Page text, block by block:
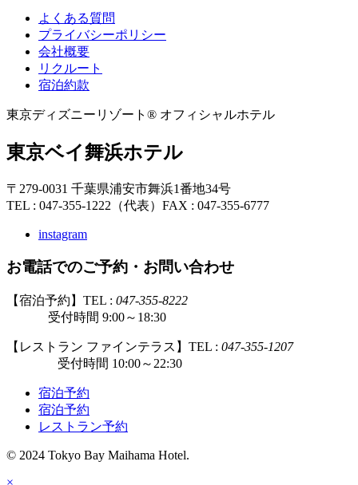
よくある質問
プライバシーポリシー
会社概要
リクルート
宿泊約款
東京ディズニーリゾート® オフィシャルホテル
東京ベイ舞浜ホテル
〒279-0031 千葉県浦安市舞浜1番地34号
TEL : 047-355-1222（代表） FAX : 047-355-6777
instagram
お電話でのご予約・お問い合わせ
【宿泊予約】TEL : 047-355-8222
受付時間 9:00～18:30
【レストラン ファインテラス】TEL : 047-355-1207
受付時間 10:00～22:30
宿泊予約
宿泊予約
レストラン予約
© 2024 Tokyo Bay Maihama Hotel.
×